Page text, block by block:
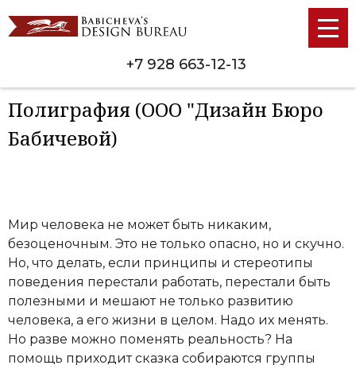
+7 928 663-12-13
Полиграфия (ООО "Дизайн Бюро
Бабичевой)
Мир человека не может быть никаким,
безоценочным. Это не только опасно, но и скучно.
Но, что делать, если принципы и стереотипы
поведения перестали работать, перестали быть
полезными и мешают не только развитию
человека, а его жизни в целом. Надо их менять.
Но разве можно поменять реальность? На
помощь приходит сказка собираются группы